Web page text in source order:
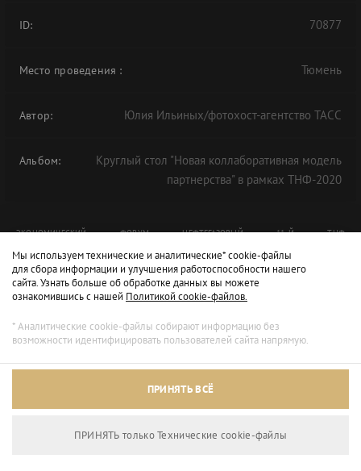
ID: 70877
Место проведения : Тюмень
Автор: Юлия Ильиных/фотохост-агентство ТАСС
Альбом:
Круглый стол "Новая коллаборативная модель
партнерства" в рамках ТНФ-2020
ЭКОНОМИЧЕСКИЙ ФОРУМ НЕФТЕГАЗОВЫЙ 11-Й ТНФ
ТНФ-2020
Мы используем технические и аналитические* cookie-файлы
для сбора информации и улучшения работоспособности нашего
сайта. Узнать больше об обработке данных вы можете
ознакомившись с нашей Политикой cookie-файлов.
* Аналитические cookie-файлы собирают информацию без
возможности идентифицировать пользователей сайта напрямую.
ПРИНЯТЬ ВСЁ
ПРИНЯТЬ только Технические сookie-файлы